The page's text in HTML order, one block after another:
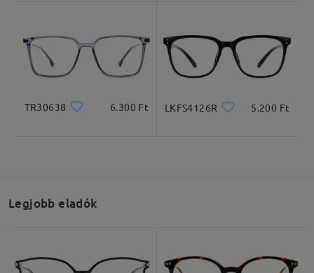
TR30638 6.300 Ft LKFS4126R 5.200 Ft
Legjobb eladók